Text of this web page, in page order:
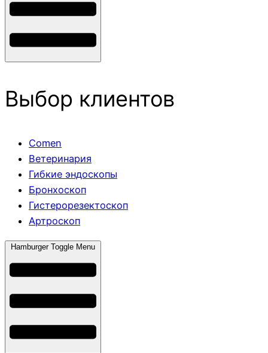
Выбор клиентов
Comen
Ветеринария
Гибкие эндоскопы
Бронхоскоп
Гистерорезектоскоп
Артроскоп
Hamburger Toggle Menu